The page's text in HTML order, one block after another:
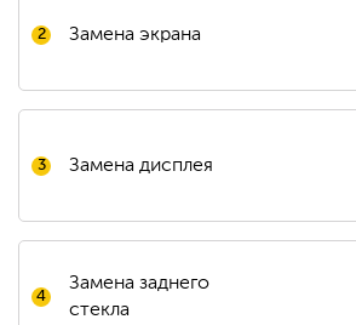
2 Замена экрана
3 Замена дисплея
4
Замена заднего
стекла